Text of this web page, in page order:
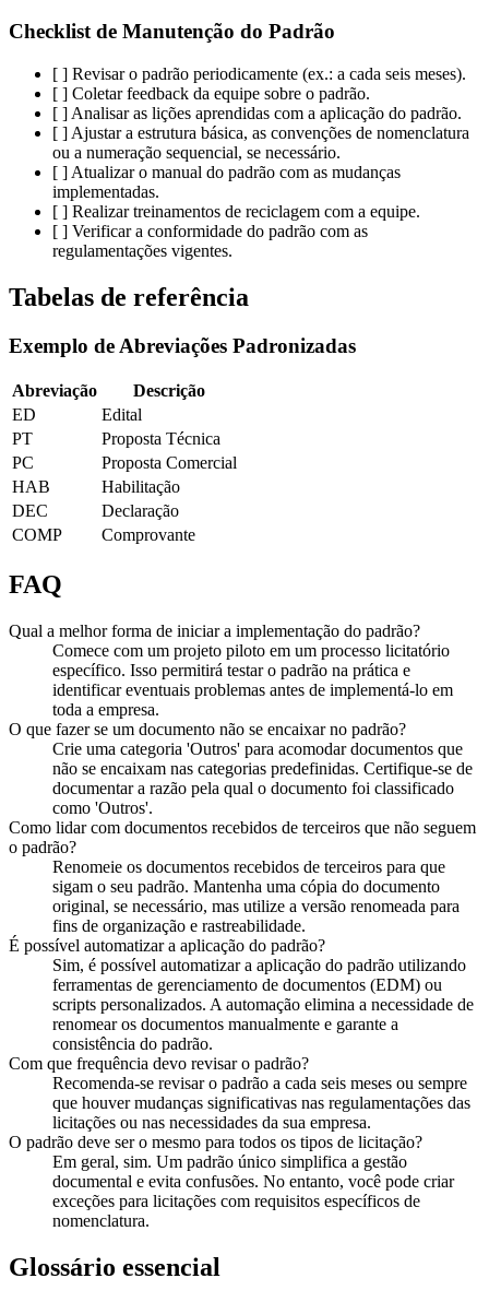
Checklist de Manutenção do Padrão
[ ] Revisar o padrão periodicamente (ex.: a cada seis meses).
[ ] Coletar feedback da equipe sobre o padrão.
[ ] Analisar as lições aprendidas com a aplicação do padrão.
[ ] Ajustar a estrutura básica, as convenções de nomenclatura
ou a numeração sequencial, se necessário.
[ ] Atualizar o manual do padrão com as mudanças
implementadas.
[ ] Realizar treinamentos de reciclagem com a equipe.
[ ] Verificar a conformidade do padrão com as
regulamentações vigentes.
Tabelas de referência
Exemplo de Abreviações Padronizadas
Abreviação
Descrição
ED
Edital
PT
Proposta Técnica
PC
Proposta Comercial
HAB
Habilitação
DEC
Declaração
COMP
Comprovante
FAQ
Qual a melhor forma de iniciar a implementação do padrão?
Comece com um projeto piloto em um processo licitatório
específico. Isso permitirá testar o padrão na prática e
identificar eventuais problemas antes de implementá-lo em
toda a empresa.
O que fazer se um documento não se encaixar no padrão?
Crie uma categoria 'Outros' para acomodar documentos que
não se encaixam nas categorias predefinidas. Certifique-se de
documentar a razão pela qual o documento foi classificado
como 'Outros'.
Como lidar com documentos recebidos de terceiros que não seguem
o padrão?
Renomeie os documentos recebidos de terceiros para que
sigam o seu padrão. Mantenha uma cópia do documento
original, se necessário, mas utilize a versão renomeada para
fins de organização e rastreabilidade.
É possível automatizar a aplicação do padrão?
Sim, é possível automatizar a aplicação do padrão utilizando
ferramentas de gerenciamento de documentos (EDM) ou
scripts personalizados. A automação elimina a necessidade de
renomear os documentos manualmente e garante a
consistência do padrão.
Com que frequência devo revisar o padrão?
Recomenda-se revisar o padrão a cada seis meses ou sempre
que houver mudanças significativas nas regulamentações das
licitações ou nas necessidades da sua empresa.
O padrão deve ser o mesmo para todos os tipos de licitação?
Em geral, sim. Um padrão único simplifica a gestão
documental e evita confusões. No entanto, você pode criar
exceções para licitações com requisitos específicos de
nomenclatura.
Glossário essencial